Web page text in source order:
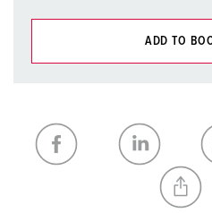
ADD TO
My list
CREATE A